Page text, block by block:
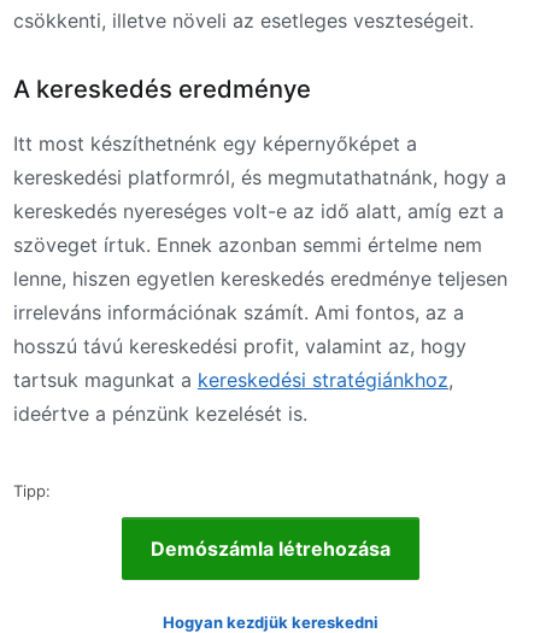
csökkenti, illetve növeli az esetleges veszteségeit.
A kereskedés eredménye
Itt most készíthetnénk egy képernyőképet a
kereskedési platformról, és megmutathatnánk, hogy a
kereskedés nyereséges volt-e az idő alatt, amíg ezt a
szöveget írtuk. Ennek azonban semmi értelme nem
lenne, hiszen egyetlen kereskedés eredménye teljesen
irreleváns információnak számít. Ami fontos, az a
hosszú távú kereskedési profit, valamint az, hogy
tartsuk magunkat a kereskedési stratégiánkhoz,
ideértve a pénzünk kezelését is.
Tipp:
Demószámla létrehozása
Hogyan kezdjük kereskedni